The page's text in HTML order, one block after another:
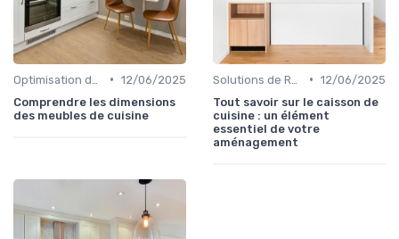
• 12/06/2025
Comprendre les dimensions
des meubles de cuisine
• 12/06/2025
Tout savoir sur le caisson de
cuisine : un élément
essentiel de votre
aménagement